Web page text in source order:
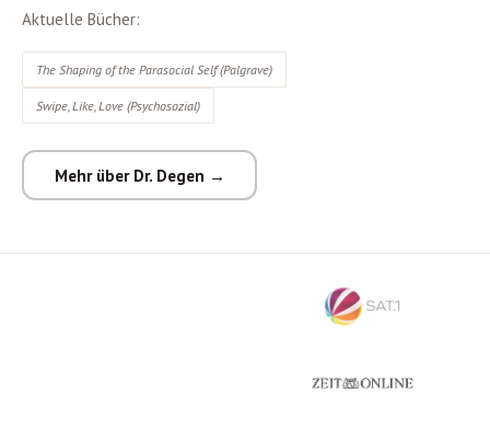
Aktuelle Bücher:
The Shaping of the Parasocial Self (Palgrave)
Swipe, Like, Love (Psychosozial)
Mehr über Dr. Degen →